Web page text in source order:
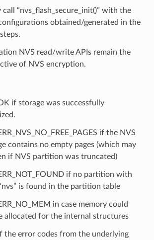
call “nvs_flash_secure_init()” with the
obtained/generated in the
NVS read/write APIs remain the
of NVS encryption.
if storage was successfully
if the NVS
contains no empty pages (which may
if NVS partition was truncated)
if no partition with
is found in the partition table
in case memory could
allocated for the internal structures
the error codes from the underlying